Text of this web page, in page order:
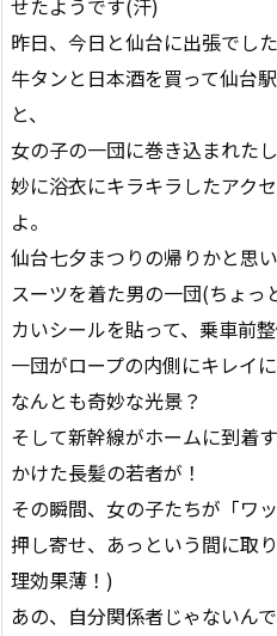
せたようです(汗)
昨日、今日と仙台に出張でした
牛タンと日本酒を買って仙台
と、
女の子の一団に巻き込まれたし
妙に浴衣にキラキラしたアク
よ。
仙台七夕まつりの帰りかと思い
スーツを着た男の一団(ちょ
カいシールを貼って、乗車前
一団がロープの内側にキレイに
なんとも奇妙な光景？
そして新幹線がホームに到着
かけた長髪の若者が！
その瞬間、女の子たちが「ワ
押し寄せ、あっという間に取
理効果薄！)
あの、自分関係者じゃないん